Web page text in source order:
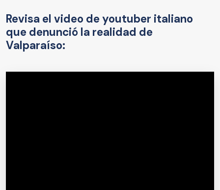
Revisa el video de youtuber italiano
que denunció la realidad de
Valparaíso: